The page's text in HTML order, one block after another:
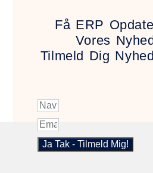
Få ERP
Vores
Tilmeld Dig
Ja Tak - Tilmeld Mig!